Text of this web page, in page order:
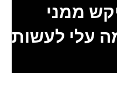
ממני
עלי לעשות